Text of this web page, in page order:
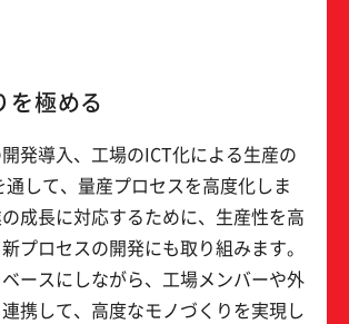
を極める
発導入、工場のICT化による生産の
通して、量産プロセスを高度化しま
成長に対応するために、生産性を高
プロセスの開発にも取り組みます。
ースにしながら、工場メンバーや外
携して、高度なモノづくりを実現し